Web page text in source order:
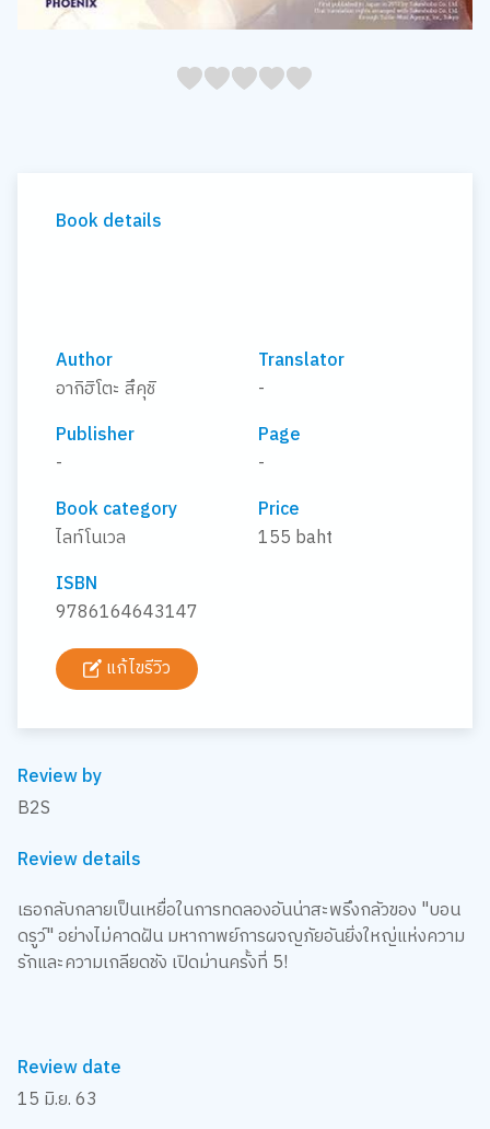
45
4
35
3
25
2
15
1
05
Book details
Author
อากิฮิโตะ สึคุชิ
Translator
-
Publisher
-
Page
-
Book category
ไลท์โนเวล
Price
155 baht
ISBN
9786164643147
แก้ไขรีวิว
Review by
B2S
Review details
เธอกลับกลายเป็นเหยื่อในการทดลองอันน่าสะพรึงกลัวของ "บอน
ดรูว์" อย่างไม่คาดฝัน มหากาพย์การผจญภัยอันยิ่งใหญ่แห่งความ
รักและความเกลียดชัง เปิดม่านครั้งที่ 5!
Review date
15 มิ.ย. 63